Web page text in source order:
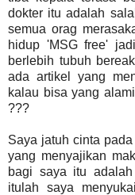
dokter itu adalah
semua orag
hidup 'MSG free'
berlebih tubuh
ada artikel yang
kalau bisa yang
???
Saya jatuh cinta
yang menyajikan
bagi saya itu
itulah saya